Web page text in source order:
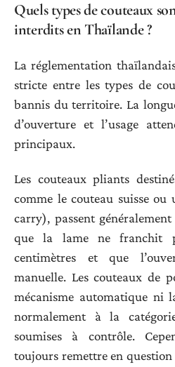
Quels types de couteaux
interdits en Thaïlande ?
La réglementation
stricte entre les types de
bannis du territoire. La
d’ouverture et l’usage
principaux.
Les couteaux pliants
comme le couteau suisse
carry), passent
que la lame ne franchit
centimètres et que
manuelle. Les couteaux de
mécanisme automatique ni
normalement à la
soumises à contrôle.
toujours remettre en question